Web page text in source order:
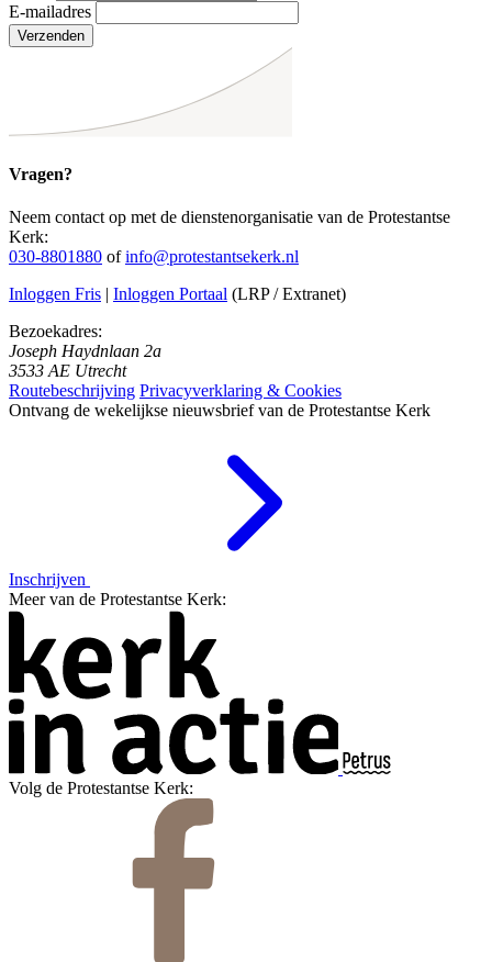
E-mailadres
Verzenden
Vragen?
Neem contact op met de dienstenorganisatie van de Protestantse
Kerk:
030-8801880 ofinfo@protestantsekerk.nl
Inloggen Fris
Inloggen Portaal (LRP / Extranet)
Bezoekadres:
Joseph Haydnlaan 2a
3533 AE Utrecht
Routebeschrijving Privacyverklaring & Cookies
Ontvang de wekelijkse nieuwsbrief van de Protestantse Kerk
Inschrijven
Meer van de Protestantse Kerk:
Volg de Protestantse Kerk: